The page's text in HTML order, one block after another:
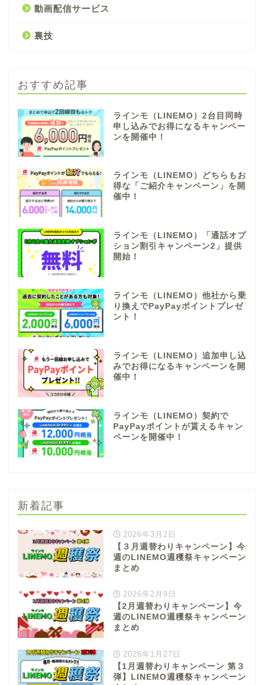
動画配信サービス
裏技
おすすめ記事
ラインモ（LINEMO）2台目同時
申し込みでお得になるキャンペー
ンを開催中！
ラインモ（LINEMO）どちらもお
得な「ご紹介キャンペーン」を開
催中！
ラインモ（LINEMO）「通話オプ
ション割引キャンペーン2」提供
開始！
ラインモ（LINEMO）他社から乗
り換えでPayPayポイントプレゼ
ント！
ラインモ（LINEMO）追加申し込
みでお得になるキャンペーンを開
催中！
ラインモ（LINEMO）契約で
PayPayポイントが貰えるキャン
ペーンを開催中！
新着記事
2026年3月2日
【３月週替わりキャンペーン】今
週のLINEMO週穫祭キャンペーン
まとめ
2026年2月9日
【2月週替わりキャンペーン】今
週のLINEMO週穫祭キャンペーン
まとめ
2026年1月27日
【1月週替わりキャンペーン 第３
弾】LINEMO週穫祭キャンペーン